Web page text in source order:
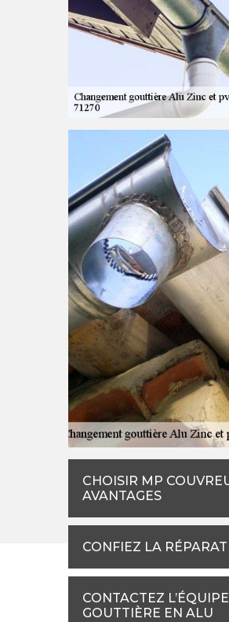
CHOISIR MP
AVANTAGES
CONFIEZ LA
CONTACTEZ
GOUTTIÈRE EN ALU